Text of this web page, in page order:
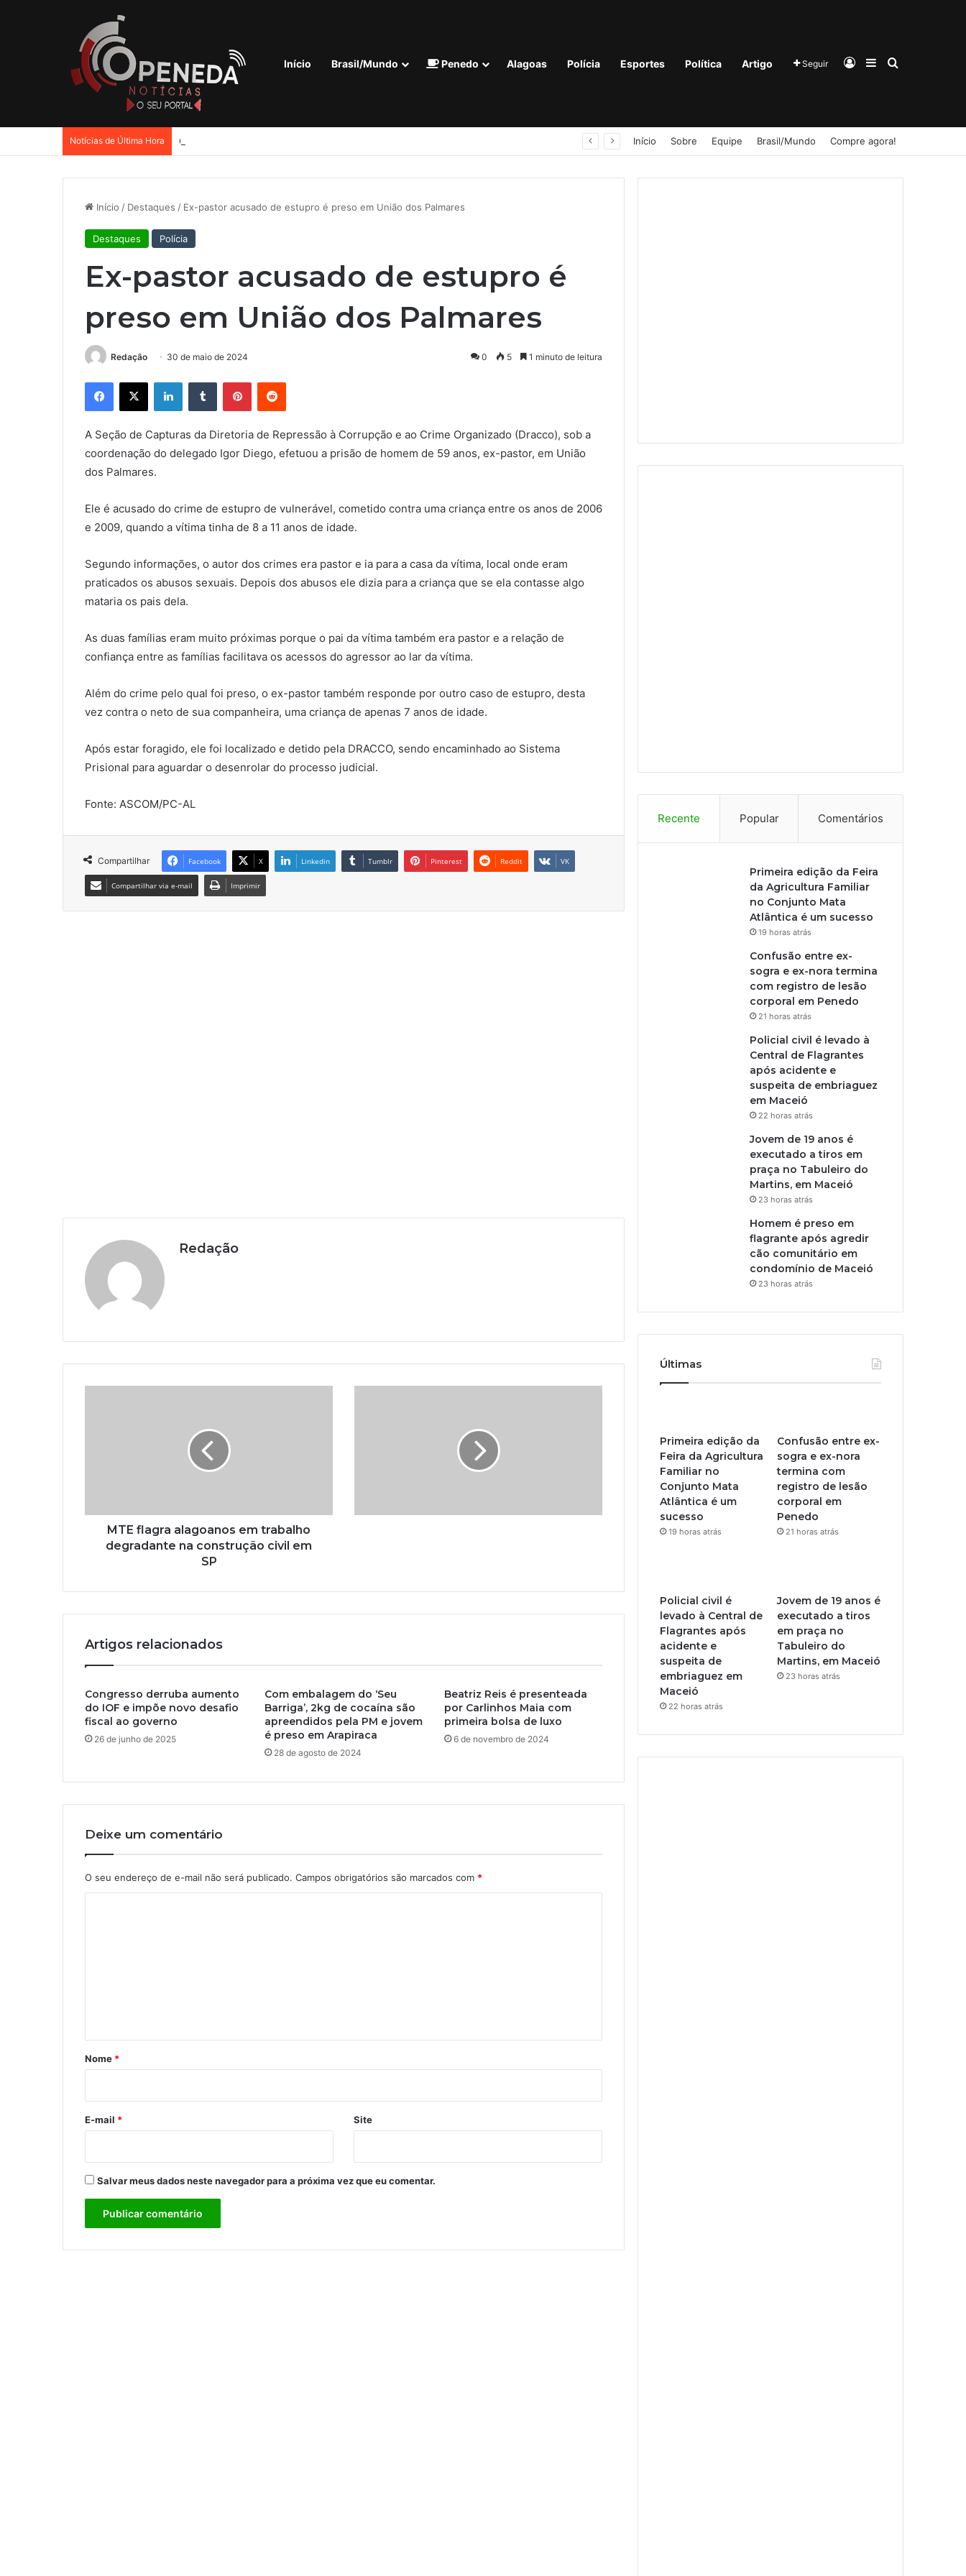
Início Brasil/Mundo Penedo Alagoas Polícia Esportes Política Artigo Seguir EntrarBarra Lateral
Procurar por
Notícias de Última Hora Confusão entre ex-sogra e ex-nora termina com registro de lesão corporal em Penedo Início Sobre Equipe Brasil/Mundo Compre agora!
Início / Destaques / Ex-pastor acusado de estupro é preso em União dos Palmares
Destaques Polícia
Ex-pastor acusado de estupro é
preso em União dos Palmares
Redação 30 de maio de 2024 0 5 1 minuto de leitura
Facebook
X LinkedinTumblr PinterestReddit
A Seção de Capturas da Diretoria de Repressão à Corrupção e ao Crime Organizado (Dracco), sob a
coordenação do delegado Igor Diego, efetuou a prisão de homem de 59 anos, ex-pastor, em União
dos Palmares.
Ele é acusado do crime de estupro de vulnerável, cometido contra uma criança entre os anos de 2006
e 2009, quando a vítima tinha de 8 a 11 anos de idade.
Segundo informações, o autor dos crimes era pastor e ia para a casa da vítima, local onde eram
praticados os abusos sexuais. Depois dos abusos ele dizia para a criança que se ela contasse algo
mataria os pais dela.
As duas famílias eram muito próximas porque o pai da vítima também era pastor e a relação de
confiança entre as famílias facilitava os acessos do agressor ao lar da vítima.
Além do crime pelo qual foi preso, o ex-pastor também responde por outro caso de estupro, desta
vez contra o neto de sua companheira, uma criança de apenas 7 anos de idade.
Após estar foragido, ele foi localizado e detido pela DRACCO, sendo encaminhado ao Sistema
Prisional para aguardar o desenrolar do processo judicial.
Fonte: ASCOM/PC-AL
Compartilhar Facebook X Linkedin Tumblr Pinterest Reddit VK
Compartilhar via e-mail Imprimir
Redação
MTE flagra alagoanos em trabalho
degradante na construção civil em
SP
Artigos relacionados
Congresso derruba aumento
do IOF e impõe novo desafio
fiscal ao governo
26 de junho de 2025
Com embalagem do ‘Seu
Barriga’, 2kg de cocaína são
apreendidos pela PM e jovem
é preso em Arapiraca
28 de agosto de 2024
Beatriz Reis é presenteada
por Carlinhos Maia com
primeira bolsa de luxo
6 de novembro de 2024
Deixe um comentário
O seu endereço de e-mail não será publicado. Campos obrigatórios são marcados com *
r
*
Nome *
E-mail * Site
Salvar meus dados neste navegador para a próxima vez que eu comentar.
Recente Popular Comentários
Primeira edição da Feira
da Agricultura Familiar
no Conjunto Mata
Atlântica é um sucesso
19 horas atrás
Confusão entre ex-
sogra e ex-nora termina
com registro de lesão
corporal em Penedo
21 horas atrás
Policial civil é levado à
Central de Flagrantes
após acidente e
suspeita de embriaguez
em Maceió
22 horas atrás
Jovem de 19 anos é
executado a tiros em
praça no Tabuleiro do
Martins, em Maceió
23 horas atrás
Homem é preso em
flagrante após agredir
cão comunitário em
condomínio de Maceió
23 horas atrás
Últimas
Primeira edição da
Feira da Agricultura
Familiar no
Conjunto Mata
Atlântica é um
sucesso
19 horas atrás
Confusão entre ex-
sogra e ex-nora
termina com
registro de lesão
corporal em
Penedo
21 horas atrás
Policial civil é
levado à Central de
Flagrantes após
acidente e
suspeita de
embriaguez em
Maceió
22 horas atrás
Jovem de 19 anos é
executado a tiros
em praça no
Tabuleiro do
Martins, em Maceió
23 horas atrás